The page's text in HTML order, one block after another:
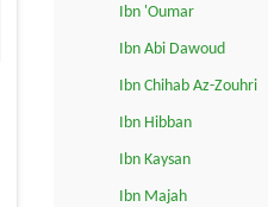
Ibn 'Oumar
Ibn Abi Dawoud
Ibn Chihab Az-Zouhri
Ibn Hibban
Ibn Kaysan
Ibn Majah